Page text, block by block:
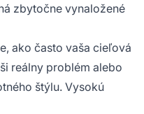
zbytočne vynaložené
ako často vaša cieľová
reálny problém alebo
štýlu. Vysokú